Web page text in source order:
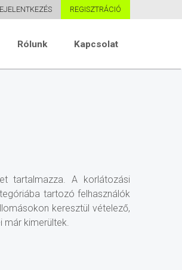
REGISZTRÁCIÓ
Rólunk Kapcsolat
tartalmazza. A korlátozási
tartozó felhasználók
keresztül vételező,
már kimerültek.